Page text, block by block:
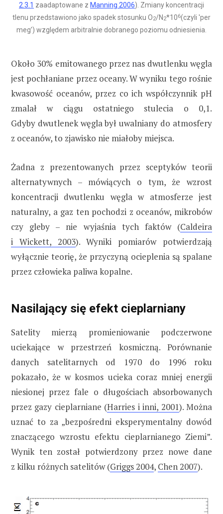
2.3.1 zaadaptowane z Manning 2006). Zmiany koncentracji
tlenu przedstawiono jako spadek stosunku O2/N2*106(czyli 'per
meg’) względem arbitralnie dobranego poziomu odniesienia.
Około 30% emitowanego przez nas dwutlenku węgla
jest pochłaniane przez oceany. W wyniku tego rośnie
kwasowość oceanów, przez co ich współczynnik pH
zmalał w ciągu ostatniego stulecia o 0,1.
Gdyby dwutlenek węgla był uwalniany do atmosfery
z oceanów, to zjawisko nie miałoby miejsca.
Żadna z prezentowanych przez sceptyków teorii
alternatywnych – mówiących o tym, że wzrost
koncentracji dwutlenku węgla w atmosferze jest
naturalny, a gaz ten pochodzi z oceanów, mikrobów
czy gleby – nie wyjaśnia tych faktów (Caldeira
i Wickett, 2003). Wyniki pomiarów potwierdzają
wyłącznie teorię, że przyczyną ocieplenia są spalane
przez człowieka paliwa kopalne.
Nasilający się efekt cieplarniany
Satelity mierzą promieniowanie podczerwone
uciekające w przestrzeń kosmiczną. Porównanie
danych satelitarnych od 1970 do 1996 roku
pokazało, że w kosmos ucieka coraz mniej energii
niesionej przez fale o długościach absorbowanych
przez gazy cieplarniane (Harries i inni, 2001). Można
uznać to za „bezpośredni eksperymentalny dowód
znaczącego wzrostu efektu cieplarnianego Ziemi”.
Wynik ten został potwierdzony przez nowe dane
z kilku różnych satelitów (Griggs 2004, Chen 2007).